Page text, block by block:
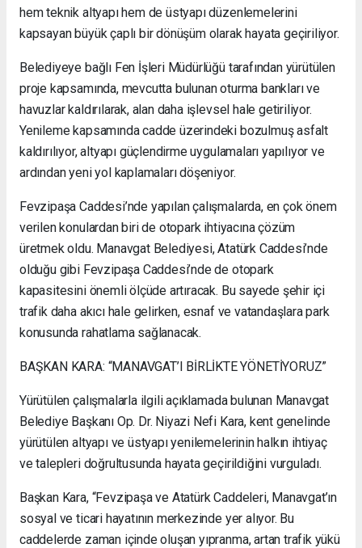
hem teknik altyapı hem de üstyapı düzenlemelerini
kapsayan büyük çaplı bir dönüşüm olarak hayata geçiriliyor.
Belediyeye bağlı Fen İşleri Müdürlüğü tarafından yürütülen
proje kapsamında, mevcutta bulunan oturma bankları ve
havuzlar kaldırılarak, alan daha işlevsel hale getiriliyor.
Yenileme kapsamında cadde üzerindeki bozulmuş asfalt
kaldırılıyor, altyapı güçlendirme uygulamaları yapılıyor ve
ardından yeni yol kaplamaları döşeniyor.
Fevzipaşa Caddesi’nde yapılan çalışmalarda, en çok önem
verilen konulardan biri de otopark ihtiyacına çözüm
üretmek oldu. Manavgat Belediyesi, Atatürk Caddesi’nde
olduğu gibi Fevzipaşa Caddesi’nde de otopark
kapasitesini önemli ölçüde artıracak. Bu sayede şehir içi
trafik daha akıcı hale gelirken, esnaf ve vatandaşlara park
konusunda rahatlama sağlanacak.
BAŞKAN KARA: “MANAVGAT’I BİRLİKTE YÖNETİYORUZ”
Yürütülen çalışmalarla ilgili açıklamada bulunan Manavgat
Belediye Başkanı Op. Dr. Niyazi Nefi Kara, kent genelinde
yürütülen altyapı ve üstyapı yenilemelerinin halkın ihtiyaç
ve talepleri doğrultusunda hayata geçirildiğini vurguladı.
Başkan Kara, “Fevzipaşa ve Atatürk Caddeleri, Manavgat’ın
sosyal ve ticari hayatının merkezinde yer alıyor. Bu
caddelerde zaman içinde oluşan yıpranma, artan trafik yükü